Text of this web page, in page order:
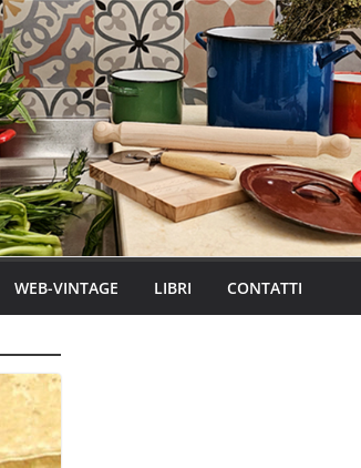
WEB-VINTAGE LIBRI CONTATTI